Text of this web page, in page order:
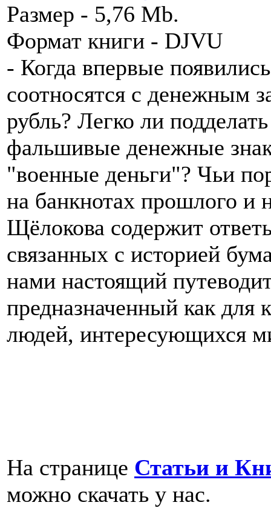
Размер - 5,76 Mb.
Формат книги - DJVU
- Когда впервые
соотносятся с денежным
рубль? Легко ли
фальшивые денежные
"военные деньги"? Чьи
на банкнотах прошлого и
Щёлокова содержит
связанных с историей
нами настоящий
предназначенный как для
людей, интересующихся
На странице Статьи и
можно скачать у нас.